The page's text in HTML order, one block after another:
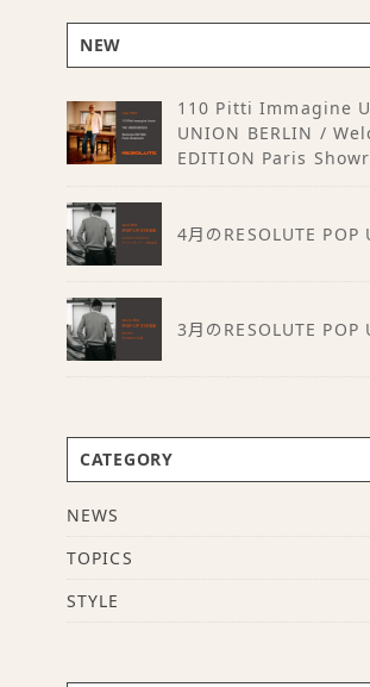
NEW
110 Pitti Immagine
UNION BERLIN /
EDITION Paris
4月のRESOLUTE POP
3月のRESOLUTE POP
CATEGORY
NEWS
TOPICS
STYLE